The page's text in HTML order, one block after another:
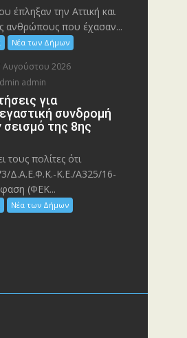
έπληξαν την Αττική και
ανθρώπους που έχασαν...
Νέα των Δήμων
Αυγούστου 2026
admin
για
συνδρομή
της 8ης
πολίτες ότι
Δ.Α.Ε.Φ.Κ.-Κ.Ε./Α325/16-
(ΦΕΚ...
Νέα των Δήμων